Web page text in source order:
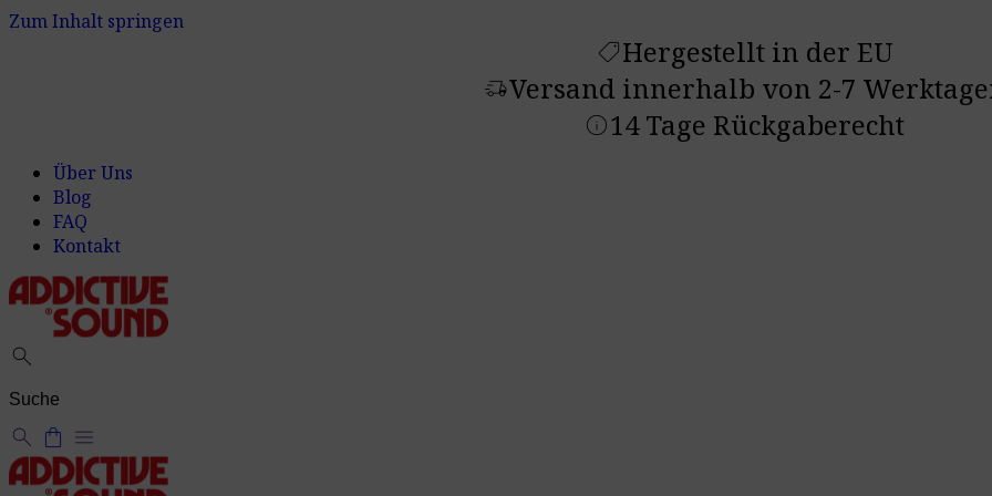
Zum Inhalt springen
shoppingmodeHergestellt in der EU
delivery_truck_speedVersand innerhalb von 2-7
info14 Tage Rückgaberecht
Über Uns
Blog
FAQ
Kontakt
search
search shopping_bag menu